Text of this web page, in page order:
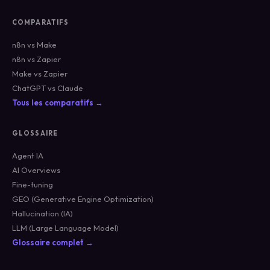
COMPARATIFS
n8n vs Make
n8n vs Zapier
Make vs Zapier
ChatGPT vs Claude
Tous les comparatifs →
GLOSSAIRE
Agent IA
AI Overviews
Fine-tuning
GEO (Generative Engine Optimization)
Hallucination (IA)
LLM (Large Language Model)
Glossaire complet →